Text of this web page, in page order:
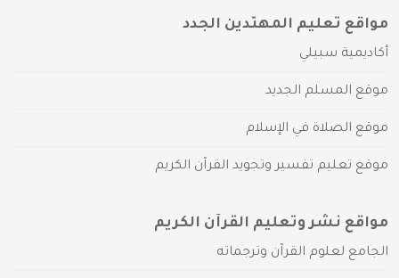
مواقع تعليم المهتدين الجدد
أكاديمية سبيلي
موقع المسلم الجديد
موقع الصلاة في الإسلام
موقع تعليم تفسير وتجويد القرآن الكريم
مواقع نشر وتعليم القرآن الكريم
الجامع لعلوم القرآن وترجماته